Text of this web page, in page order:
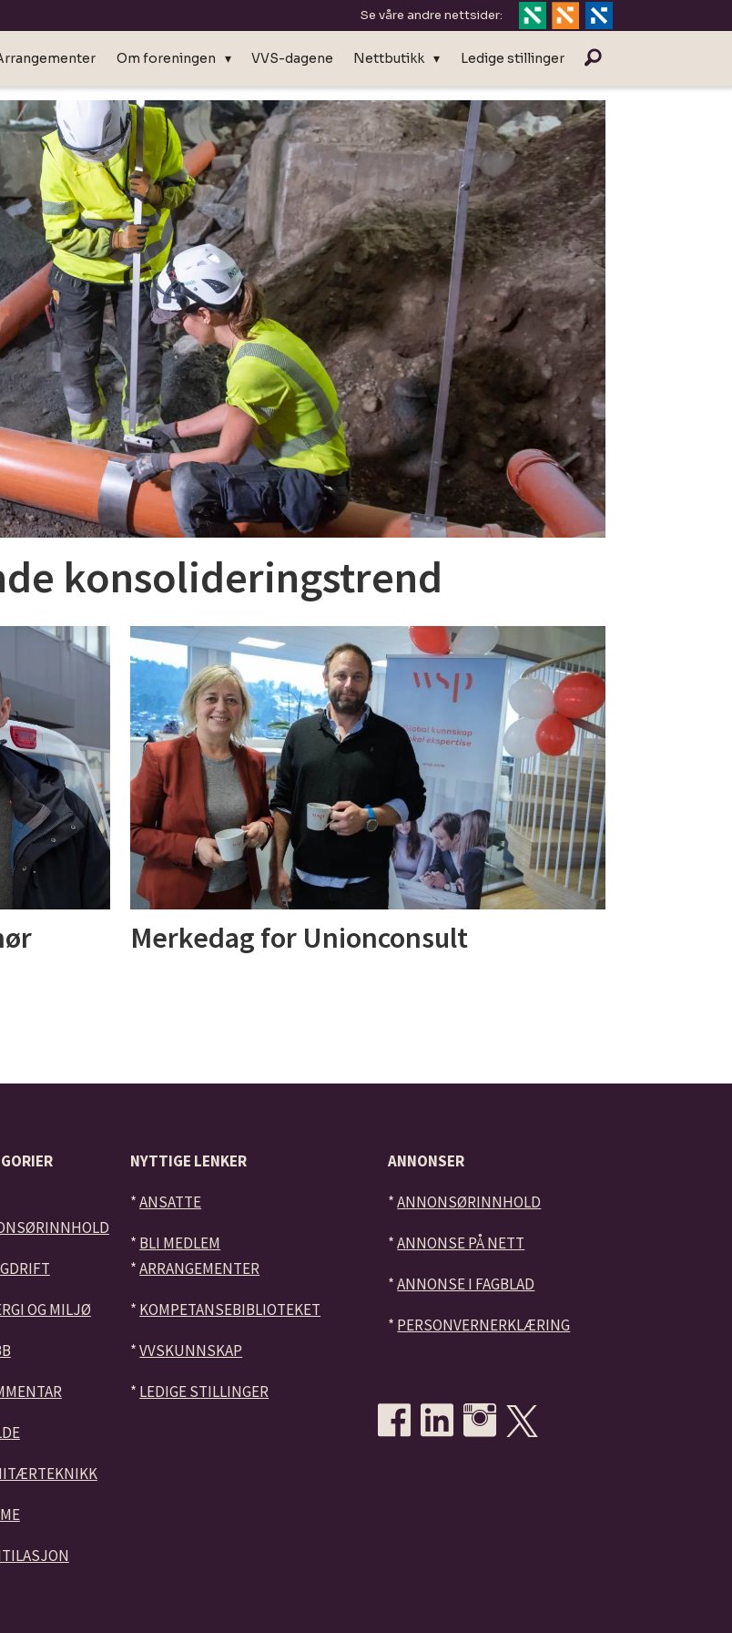
Se våre andre nettsider:
Om foreningen VVS-dagene Nettbutikk Ledige stillinger
konsolideringstrend
Merkedag for Unionconsult
OG MILJØ
NYTTIGE LENKER
*ANSATTE
* BLI MEDLEM
*ARRANGEMENTER
* KOMPETANSEBIBLIOTEKET
*VVSKUNNSKAP
* LEDIGE STILLINGER
ANNONSER
*ANNONSØRINNHOLD
*ANNONSE PÅ NETT
*ANNONSE I FAGBLAD
* PERSONVERNERKLÆRING